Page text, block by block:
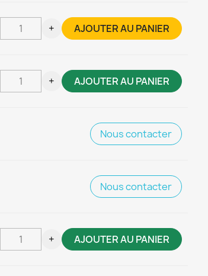
+ AJOUTER AU PANIER
+ AJOUTER AU PANIER
Nous contacter
Nous contacter
+ AJOUTER AU PANIER